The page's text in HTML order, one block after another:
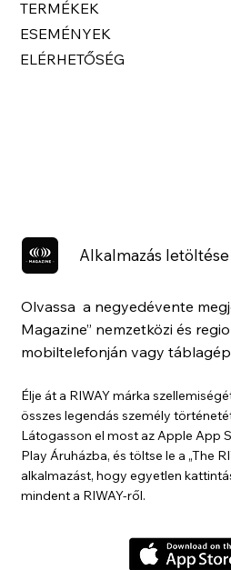
TERMÉKEK
ESEMÉNYEK
ELÉRHETŐSÉG
Alkalmazás letöltése
Olvassa a negyedévente
Magazine” nemzetközi és
mobiltelefonján vagy
Élje át a RIWAY márka
összes legendás személy
Látogasson el most az Apple App
Play Áruházba, és töltse le a „The
alkalmazást, hogy egyetlen
mindent a RIWAY-ről.